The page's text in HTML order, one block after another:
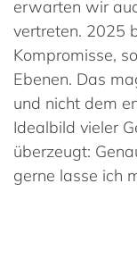
erwarten wir
vertreten. 2025
Kompromisse,
Ebenen. Das
und nicht dem
Idealbild vieler
überzeugt:
gerne lasse ich